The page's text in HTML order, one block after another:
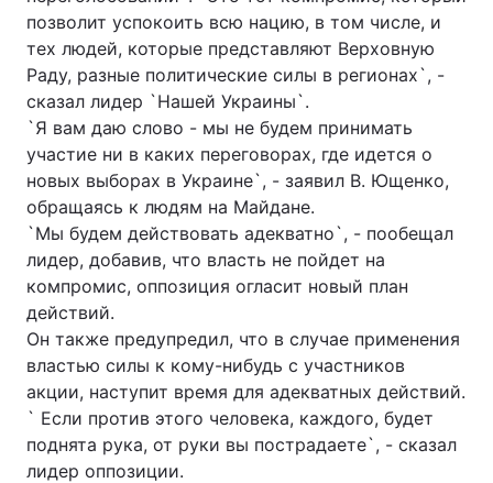
Спорт
Техно і зв'язок Лайт
Зброя Інциденти
Здоров'я Туризм
Цікавинки Погода
Екологія Регіони
Лонгріди
Відео з Youtube Статті
Інтерв'ю Думки
Архів
позволит успокоить всю нацию, в том числе, и
тех людей, которые представляют Верховную
Раду, разные политические силы в регионах`, -
сказал лидер `Нашей Украины`.
`Я вам даю слово - мы не будем принимать
участие ни в каких переговорах, где идется о
новых выборах в Украине`, - заявил В. Ющенко,
обращаясь к людям на Майдане.
`Мы будем действовать адекватно`, - пообещал
лидер, добавив, что власть не пойдет на
компромис, оппозиция огласит новый план
действий.
Он также предупредил, что в случае применения
властью силы к кому-нибудь с участников
акции, наступит время для адекватных действий.
` Если против этого человека, каждого, будет
поднята рука, от руки вы пострадаете`, - сказал
лидер оппозиции.